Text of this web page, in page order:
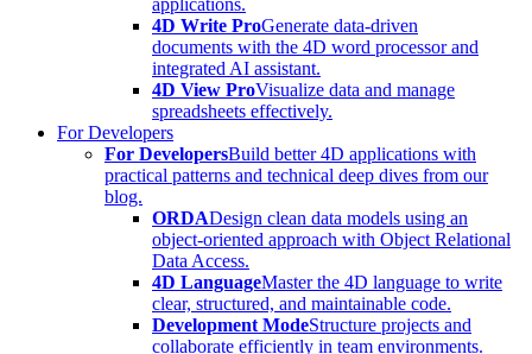
applications.
4D Write ProGenerate data-driven
documents with the 4D word processor and
integrated AI assistant.
4D View ProVisualize data and manage
spreadsheets effectively.
For Developers
For DevelopersBuild better 4D applications with
practical patterns and technical deep dives from our
blog.
ORDADesign clean data models using an
object-oriented approach with Object Relational
Data Access.
4D LanguageMaster the 4D language to write
clear, structured, and maintainable code.
Development ModeStructure projects and
collaborate efficiently in team environments.